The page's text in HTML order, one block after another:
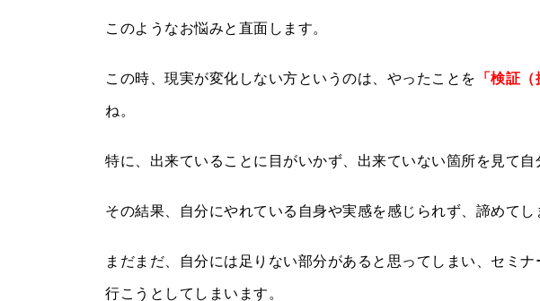
このようなお悩みと直面します。
この時、現実が変化しない方というのは、やったことを 「検証
ね。
特に、出来ていることに目がいかず、出来ていない箇所を見て自
その結果、自分にやれている自身や実感を感じられず、諦めてし
まだまだ、自分には足りない部分があると思ってしまい、セミ
行こうとしてしまいます。